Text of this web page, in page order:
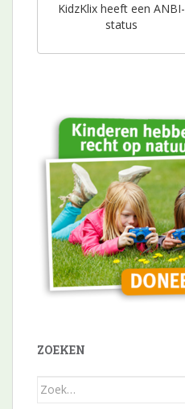
KidzKlix heeft een ANBI-
status
ZOEKEN
Zoek